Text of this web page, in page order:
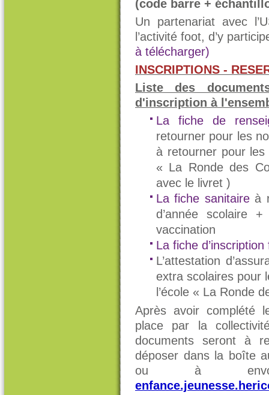
(code barre +
Un partenariat avec
l’activité foot, d’y
à télécharger)
INSCRIPTIONS -
Liste des
d'inscription à
La fiche de
retourner pour les
à retourner pour les
« La Ronde des
avec le livret )
La fiche sanitaireà
d’année scolaire
vaccination
La fiche d’inscription
L’attestation
extra scolaires pour
l’école « La Ronde
Après avoir complété
place par la
documents seront à
déposer dans la boîte
ou à